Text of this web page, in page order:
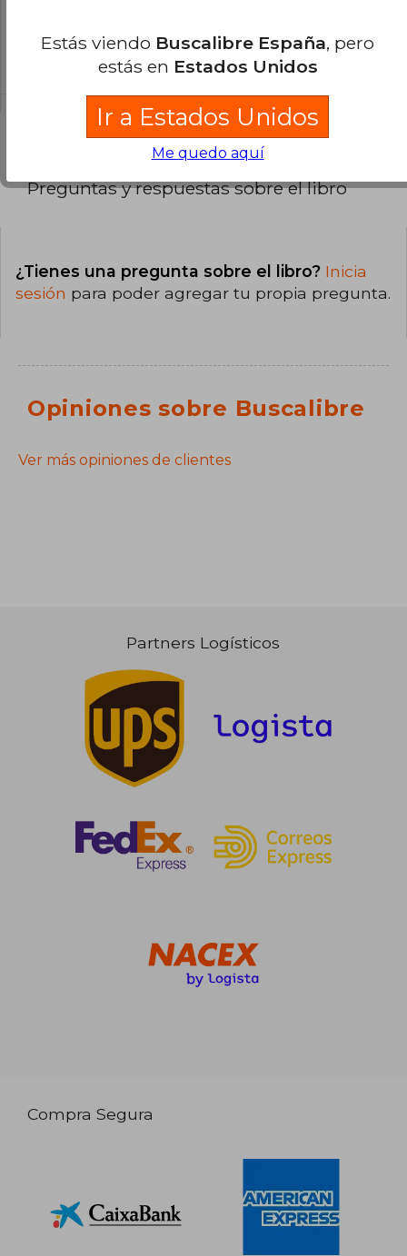
La encuadernación de esta edición es Tapa
Preguntas y respuestas sobre el libro
¿Tienes una pregunta sobre el libro? Inicia
sesión para poder agregar tu propia pregunta.
Opiniones sobre Buscalibre
Ver más opiniones de clientes
Partners Logísticos
Compra Segura
Estás viendo Buscalibre España, pero
estás en Estados Unidos
Ir a Estados Unidos
Me quedo aquí